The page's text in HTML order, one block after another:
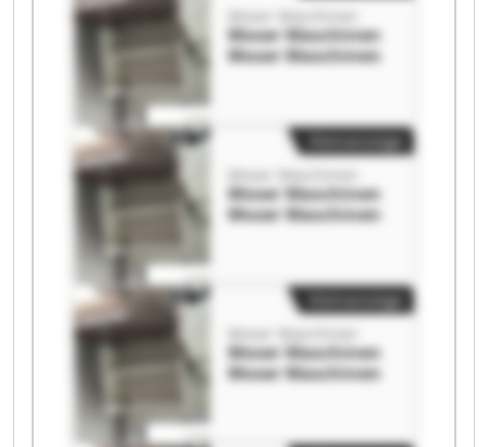
Moser Maschinen
Moser Maschinen
Moser Maschinen
Moser Maschinen
Moser Maschinen
Moser Maschinen
Kleinanzeige
Moser Maschinen
Moser Maschinen
Moser Maschinen
Kleinanzeige